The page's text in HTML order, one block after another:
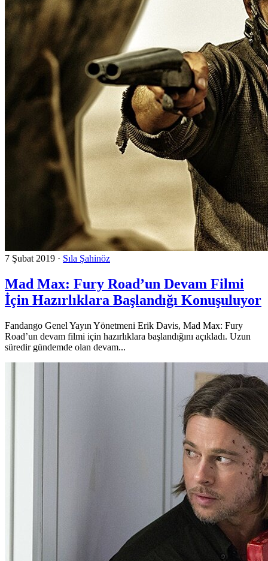
7 Şubat 2019 · Sıla Şahinöz
Mad Max: Fury Road’un Devam Filmi
İçin Hazırlıklara Başlandığı Konuşuluyor
Fandango Genel Yayın Yönetmeni Erik Davis, Mad Max: Fury
Road’un devam filmi için hazırlıklara başlandığını açıkladı. Uzun
süredir gündemde olan devam...